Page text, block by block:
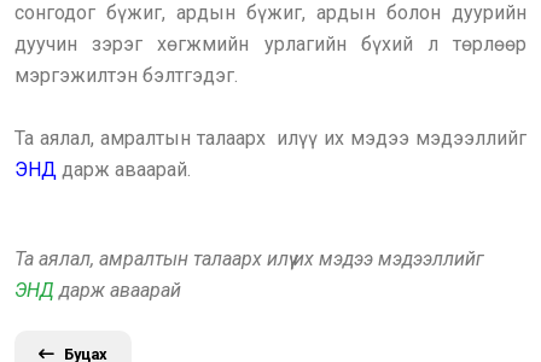
сонгодог бүжиг, ардын бүжиг, ардын болон дуурийн
дуучин зэрэг хөгжмийн урлагийн бүхий л төрлөөр
мэргэжилтэн бэлтгэдэг.
Та аялал, амралтын талаарх илүү их мэдээ мэдээллийг
ЭНД дарж аваарай.
Та аялал, амралтын талаарх илүү их мэдээ мэдээллийг
ЭНД дарж аваарай
Буцах